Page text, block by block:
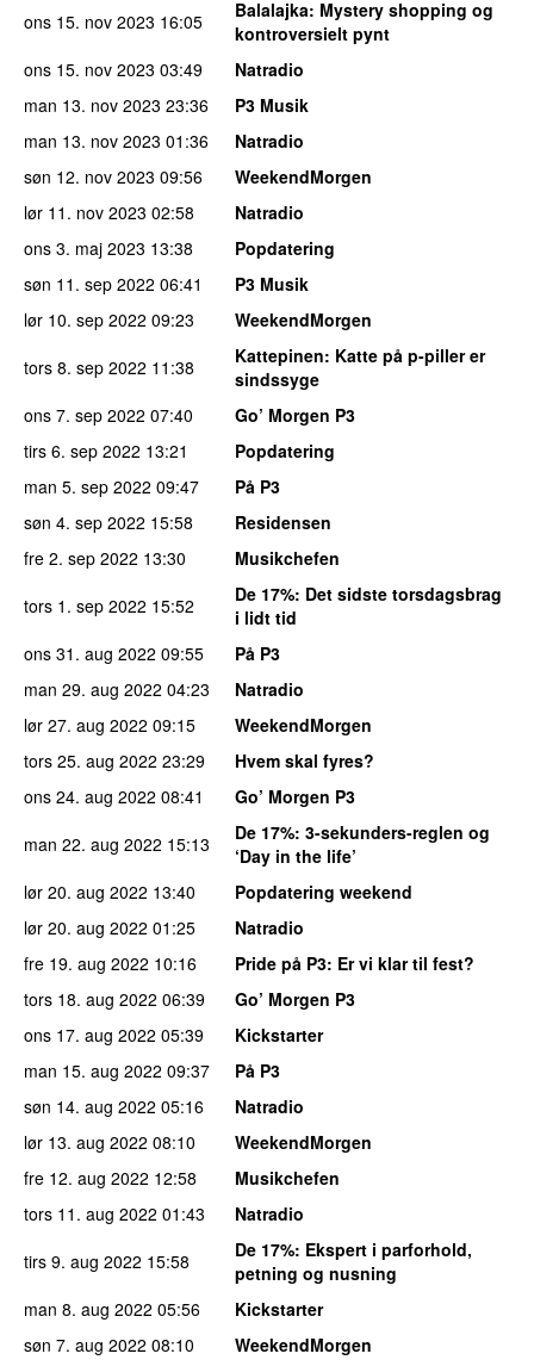
ons 15. nov 2023 16:05 Balalajka: Mystery shopping og
kontroversielt pynt
ons 15. nov 2023 03:49
Natradio
man 13. nov 2023 23:36
P3 Musik
man 13. nov 2023 01:36
Natradio
søn 12. nov 2023 09:56
WeekendMorgen
lør 11. nov 2023 02:58
Natradio
ons 3. maj 2023 13:38
Popdatering
søn 11. sep 2022 06:41
P3 Musik
lør 10. sep 2022 09:23
WeekendMorgen
tors 8. sep 2022 11:38 Kattepinen: Katte på p-piller er
sindssyge
ons 7. sep 2022 07:40
Go’ Morgen P3
tirs 6. sep 2022 13:21
Popdatering
man 5. sep 2022 09:47
På P3
søn 4. sep 2022 15:58
Residensen
fre 2. sep 2022 13:30
Musikchefen
tors 1. sep 2022 15:52 De 17%: Det sidste torsdagsbrag
i lidt tid
ons 31. aug 2022 09:55
På P3
man 29. aug 2022 04:23
Natradio
lør 27. aug 2022 09:15
WeekendMorgen
tors 25. aug 2022 23:29
Hvem skal fyres?
ons 24. aug 2022 08:41
Go’ Morgen P3
man 22. aug 2022 15:13 De 17%: 3-sekunders-reglen og
‘Day in the life’
lør 20. aug 2022 13:40
Popdatering weekend
lør 20. aug 2022 01:25
Natradio
fre 19. aug 2022 10:16 Pride på P3: Er vi klar til fest?
tors 18. aug 2022 06:39
Go’ Morgen P3
ons 17. aug 2022 05:39
Kickstarter
man 15. aug 2022 09:37
På P3
søn 14. aug 2022 05:16
Natradio
lør 13. aug 2022 08:10
WeekendMorgen
fre 12. aug 2022 12:58
Musikchefen
tors 11. aug 2022 01:43
Natradio
tirs 9. aug 2022 15:58 De 17%: Ekspert i parforhold,
petning og nusning
man 8. aug 2022 05:56
Kickstarter
søn 7. aug 2022 08:10 WeekendMorgen